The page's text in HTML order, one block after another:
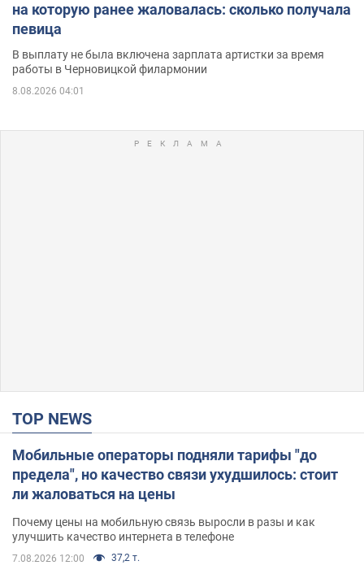
на которую ранее жаловалась: сколько получала
певица
В выплату не была включена зарплата артистки за время
работы в Черновицкой филармонии
8.08.2026 04:01
TOP NEWS
Мобильные операторы подняли тарифы "до
предела", но качество связи ухудшилось: стоит
ли жаловаться на цены
Почему цены на мобильную связь выросли в разы и как
улучшить качество интернета в телефоне
7.08.2026 12:00 37,2 т.